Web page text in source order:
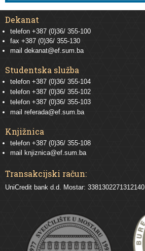
Dekanat
telefon +387 (0)36/ 355-100
fax +387 (0)36/ 355-130
mail dekanat@ef.sum.ba
Studentska služba
telefon +387 (0)36/ 355-104
telefon +387 (0)36/ 355-102
telefon +387 (0)36/ 355-103
mail referada@ef.sum.ba
Knjižnica
telefon +387 (0)36/ 355-108
mail knjiznica@ef.sum.ba
Transakcijski račun:
UniCredit bank d.d. Mostar: 3381302271312140